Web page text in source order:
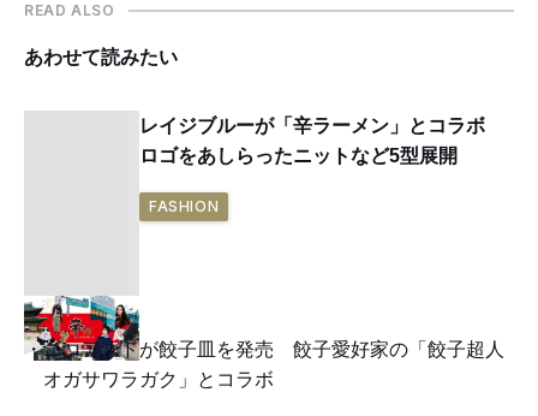
READ ALSO
あわせて読みたい
レイジブルーが「辛ラーメン」とコラボ
ロゴをあしらったニットなど5型展開
FASHION
ニコアンドが餃子皿を発売 餃子愛好家の「餃子超人
オガサワラガク」とコラボ